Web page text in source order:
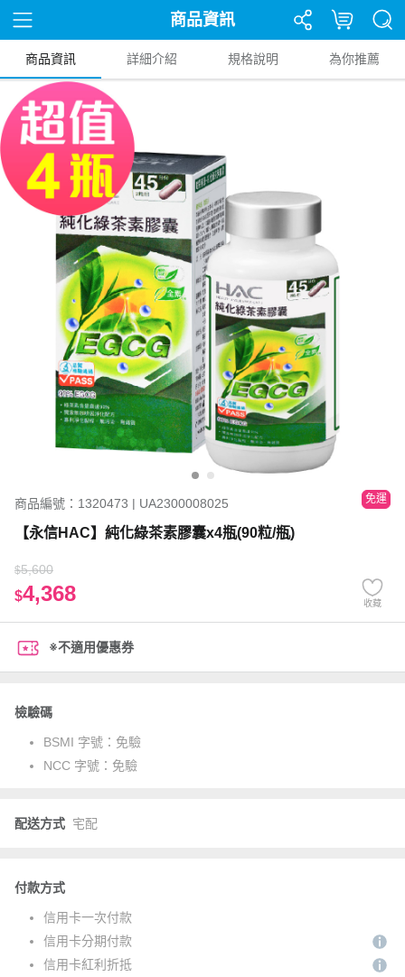
商品資訊
商品資訊 詳細介紹 規格說明 為你推薦
商品編號：1320473 | UA2300008025 免運
【永信HAC】純化綠茶素膠囊x4瓶(90粒/瓶)
$5,600
$4,368 收藏
※不適用優惠券
檢驗碼
BSMI 字號： 免驗
NCC 字號： 免驗
配送方式 宅配
付款方式
信用卡一次付款
信用卡分期付款
信用卡紅利折抵